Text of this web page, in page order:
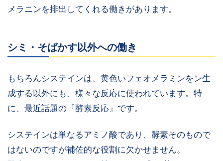
メラニンを排出してくれる働きがあります。
シミ・そばかす以外への働き
もちろんシステインは、黄色いフェオメラミンをン生
成する以外にも、様々な反応に使われています。特
に、最近話題の『酵素反応』です。
システインは単なるアミノ酸であり、酵素そのもので
はないのですが補佐的な役割に欠かせません。